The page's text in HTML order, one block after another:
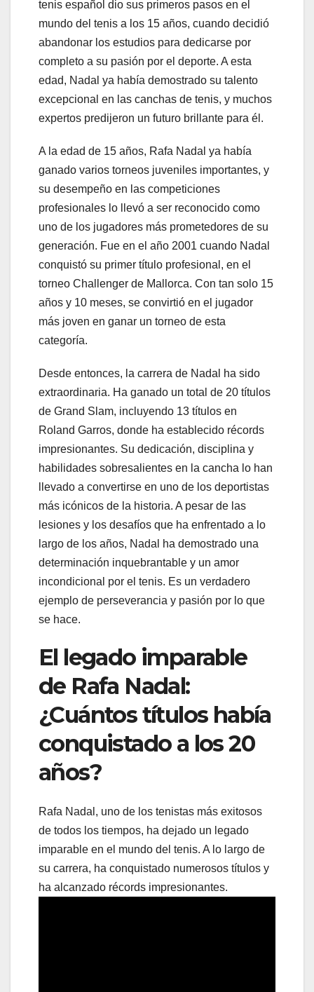
tenis español dio sus primeros pasos en el
mundo del tenis a los 15 años, cuando decidió
abandonar los estudios para dedicarse por
completo a su pasión por el deporte. A esta
edad, Nadal ya había demostrado su talento
excepcional en las canchas de tenis, y muchos
expertos predijeron un futuro brillante para él.
A la edad de 15 años, Rafa Nadal ya había
ganado varios torneos juveniles importantes, y
su desempeño en las competiciones
profesionales lo llevó a ser reconocido como
uno de los jugadores más prometedores de su
generación. Fue en el año 2001 cuando Nadal
conquistó su primer título profesional, en el
torneo Challenger de Mallorca. Con tan solo 15
años y 10 meses, se convirtió en el jugador
más joven en ganar un torneo de esta
categoría.
Desde entonces, la carrera de Nadal ha sido
extraordinaria. Ha ganado un total de 20 títulos
de Grand Slam, incluyendo 13 títulos en
Roland Garros, donde ha establecido récords
impresionantes. Su dedicación, disciplina y
habilidades sobresalientes en la cancha lo han
llevado a convertirse en uno de los deportistas
más icónicos de la historia. A pesar de las
lesiones y los desafíos que ha enfrentado a lo
largo de los años, Nadal ha demostrado una
determinación inquebrantable y un amor
incondicional por el tenis. Es un verdadero
ejemplo de perseverancia y pasión por lo que
se hace.
El legado imparable
de Rafa Nadal:
¿Cuántos títulos había
conquistado a los 20
años?
Rafa Nadal, uno de los tenistas más exitosos
de todos los tiempos, ha dejado un legado
imparable en el mundo del tenis. A lo largo de
su carrera, ha conquistado numerosos títulos y
ha alcanzado récords impresionantes.